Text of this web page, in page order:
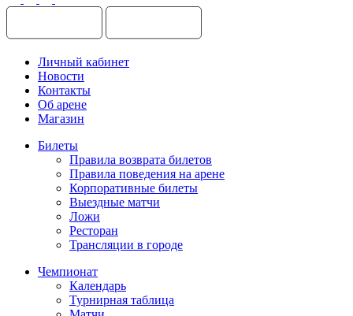
Личный кабинет
Новости
Контакты
Об арене
Магазин
Билеты
Правила возврата билетов
Правила поведения на арене
Корпоративные билеты
Выездные матчи
Ложи
Ресторан
Трансляции в городе
Чемпионат
Календарь
Турнирная таблица